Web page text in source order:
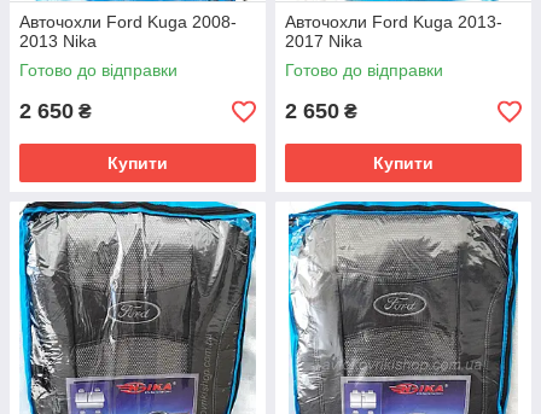
Авточохли Ford Kuga 2008-
2013 Nika
Готово до відправки
2 650 ₴
Купити
Авточохли Ford Kuga 2013-
2017 Nika
Готово до відправки
2 650 ₴
Купити